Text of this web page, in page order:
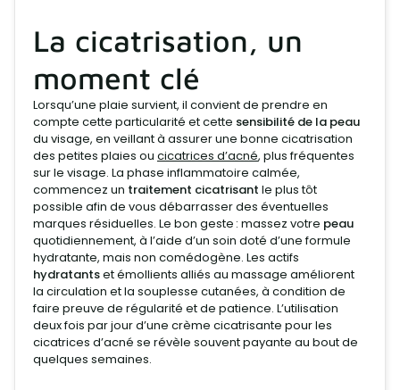
La cicatrisation, un
moment clé
Lorsqu’une plaie survient, il convient de prendre en
compte cette particularité et cette sensibilité de la peau
du visage, en veillant à assurer une bonne cicatrisation
des petites plaies ou cicatrices d’acné, plus fréquentes
sur le visage. La phase inflammatoire calmée,
commencez un traitement cicatrisant le plus tôt
possible afin de vous débarrasser des éventuelles
marques résiduelles. Le bon geste : massez votre peau
quotidiennement, à l’aide d’un soin doté d’une formule
hydratante, mais non comédogène. Les actifs
hydratantset émollients alliés au massage améliorent
la circulation et la souplesse cutanées, à condition de
faire preuve de régularité et de patience. L’utilisation
deux fois par jour d’une crème cicatrisante pour les
cicatrices d’acné se révèle souvent payante au bout de
quelques semaines.